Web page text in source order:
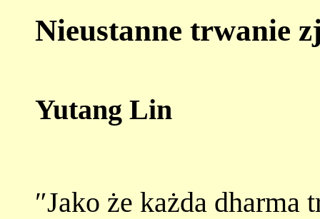
Nieustanne trwanie
Yutang Lin
″Jako że każda dharma